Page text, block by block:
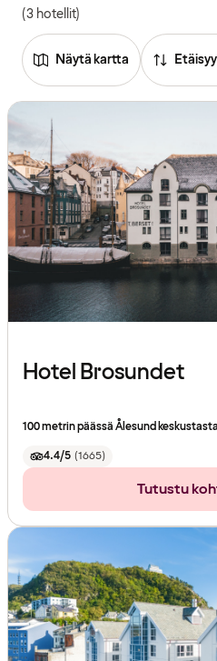
(3 hotellit)
Näytä kartta
Hotel Brosundet
100 metrin päässä Ålesund keskustasta
4.4/5 (1665)
Tutustu